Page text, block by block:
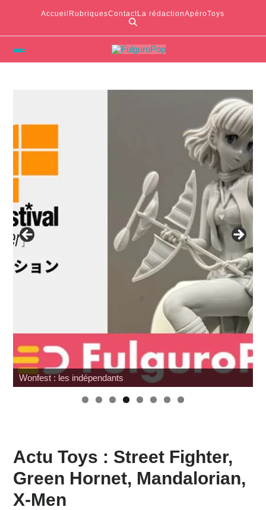
Accueil RubriquesContactLa rédactionApéroToys
Wonfest : les indépendants
Actu Toys : Street Fighter,
Green Hornet, Mandalorian,
X-Men